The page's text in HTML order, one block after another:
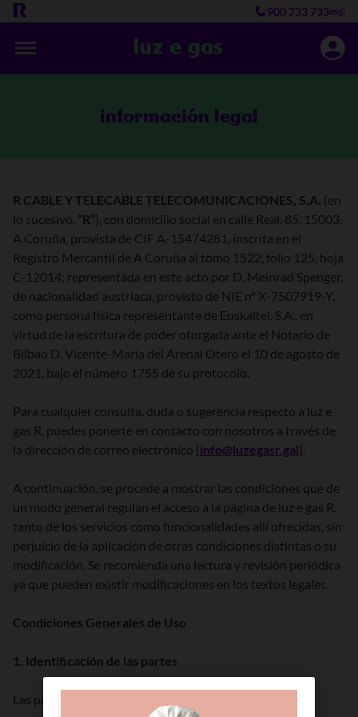
900 733 733esgl
información legal
R CABLE Y TELECABLE TELECOMUNICACIONES, S.A. (en
lo sucesivo, “R”), con domicilio social en calle Real, 85, 15003,
A Coruña, provista de CIF A-15474281, inscrita en el
Registro Mercantil de A Coruña al tomo 1522, folio 125, hoja
C-12014; representada en este acto por D. Meinrad Spenger,
de nacionalidad austriaca, provisto de NIE nº X-7507919-Y,
como persona física representante de Euskaltel, S.A., en
virtud de la escritura de poder otorgada ante el Notario de
Bilbao D. Vicente-María del Arenal Otero el 10 de agosto de
2021, bajo el número 1755 de su protocolo.
Para cualquier consulta, duda o sugerencia respecto a luz e
gas R, puedes ponerte en contacto con nosotros a través de
la dirección de correo electrónico [info@luzegasr.gal].
A continuación, se procede a mostrar las condiciones que de
un modo general regulan el acceso a la página de luz e gas R,
tanto de los servicios como funcionalidades allí ofrecidas, sin
perjuicio de la aplicación de otras condiciones distintas o su
modificación. Se recomienda una lectura y revisión periódica
ya que pueden existir modificaciones en los textos legales.
Condiciones Generales de Uso
1. Identificación de las partes
Las presentes condiciones Generales de Uso quedan